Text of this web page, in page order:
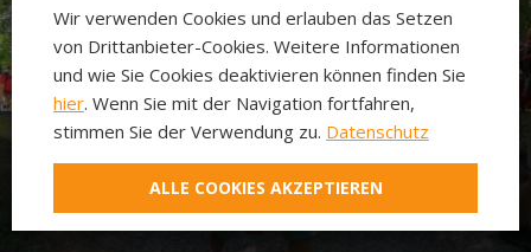
Neuer Pilgerweg Via
Laudato si’
Wir verwenden Cookies und erlauben das Setzen
von Drittanbieter-Cookies. Weitere Informationen
und wie Sie Cookies deaktivieren können finden Sie
hier. Wenn Sie mit der Navigation fortfahren,
stimmen Sie der Verwendung zu. Datenschutz
ALLE COOKIES AKZEPTIEREN